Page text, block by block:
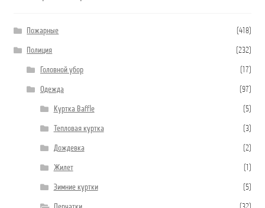
Пожарные (418)
Полиция (232)
Головной убор (17)
Одежда (97)
Куртка Baffle (5)
Тепловая куртка (3)
Дождевка (2)
Жилет (1)
Зимние куртки (5)